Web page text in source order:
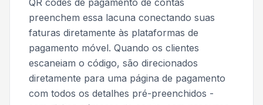
preenchem essa lacuna conectando suas
faturas diretamente às plataformas de
pagamento móvel. Quando os clientes
escaneiam o código, são direcionados
diretamente para uma página de pagamento
com todos os detalhes pré-preenchidos -